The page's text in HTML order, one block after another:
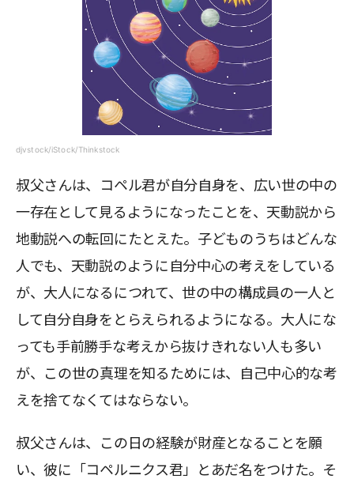
djvstock/iStock/Thinkstock
叔父さんは、コペル君が自分自身を、広い世の中の
一存在として見るようになったことを、天動説から
地動説への転回にたとえた。子どものうちはどんな
人でも、天動説のように自分中心の考えをしている
が、大人になるにつれて、世の中の構成員の一人と
して自分自身をとらえられるようになる。大人にな
っても手前勝手な考えから抜けきれない人も多い
が、この世の真理を知るためには、自己中心的な考
えを捨てなくてはならない。
叔父さんは、この日の経験が財産となることを願
い、彼に「コペルニクス君」とあだ名をつけた。そ